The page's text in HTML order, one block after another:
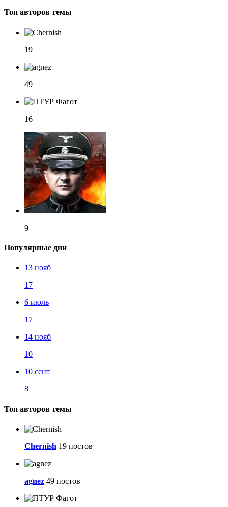
Топ авторов темы
19
49
16
9
Популярные дни
13 нояб
17
6 июль
17
14 нояб
10
10 сент
8
Топ авторов темы
Chernish 19 постов
agnez 49 постов